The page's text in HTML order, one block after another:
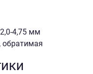
4,75 мм
обратимая